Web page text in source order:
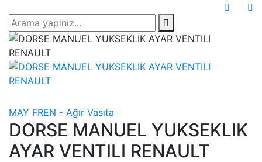
MAY FREN - Ağır Vasıta
DORSE MANUEL YUKSEKLIK
AYAR VENTILI RENAULT